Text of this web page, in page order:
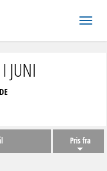
JUNI
Pris fra